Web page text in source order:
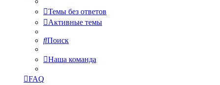
Темы без ответов
Активные темы
Поиск
Наша команда
FAQ